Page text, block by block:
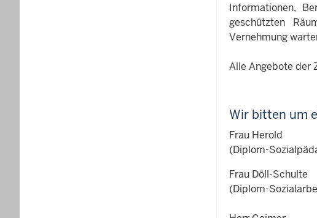
Informationen,
geschützten
Vernehmung
Alle Angebote der
Wir bitten um
Frau Herold
(Diplom-
Frau Döll-Schulte
(Diplom-